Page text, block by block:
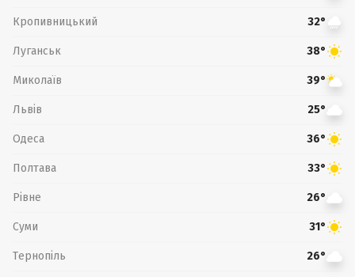
Кропивницький 32°
Луганськ 38°
Миколаїв 39°
Львів 25°
Одеса 36°
Полтава 33°
Рівне 26°
Суми 31°
Тернопіль 26°